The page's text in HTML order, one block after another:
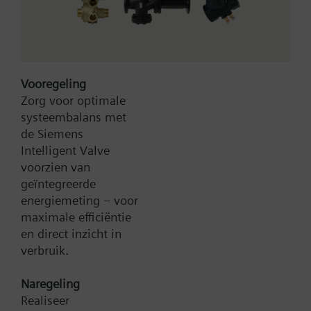
dpmax = 30 kPa
Type:
Artikel-Nr.:
Zoek een vervanger
Vooregeling
Zorg voor optimale
systeembalans met
de Siemens
Intelligent Valve
voorzien van
geïntegreerde
energiemeting – voor
maximale efficiëntie
en direct inzicht in
verbruik.
Naregeling
Realiseer